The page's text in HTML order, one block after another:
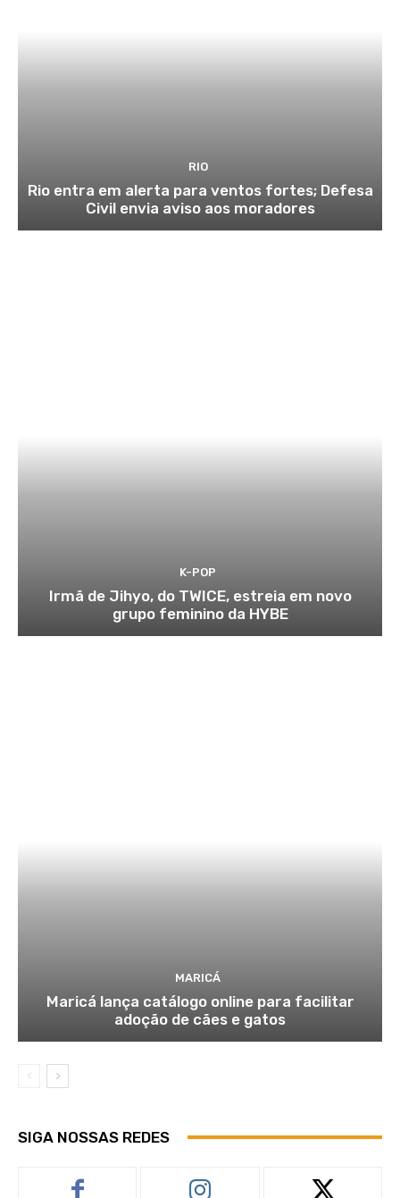
RIO
Rio entra em alerta para ventos fortes; Defesa
Civil envia aviso aos moradores
K-POP
Irmã de Jihyo, do TWICE, estreia em novo
grupo feminino da HYBE
MARICÁ
Maricá lança catálogo online para facilitar
adoção de cães e gatos
SIGA NOSSAS REDES